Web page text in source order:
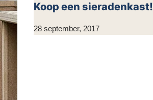
Koop een sieradenkast!
Door
28 september, 2017